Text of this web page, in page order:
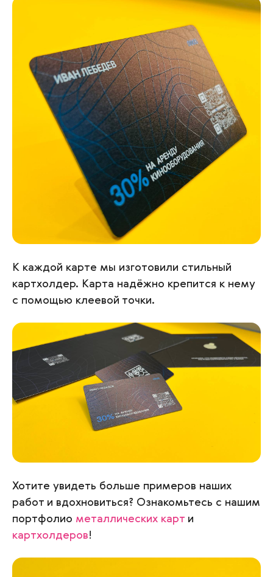
К каждой карте мы изготовили стильный
картхолдер. Карта надёжно крепится к нему
с помощью клеевой точки.
Хотите увидеть больше примеров наших
работ и вдохновиться? Ознакомьтесь с нашим
портфолио металлических карт и
картхолдеров!